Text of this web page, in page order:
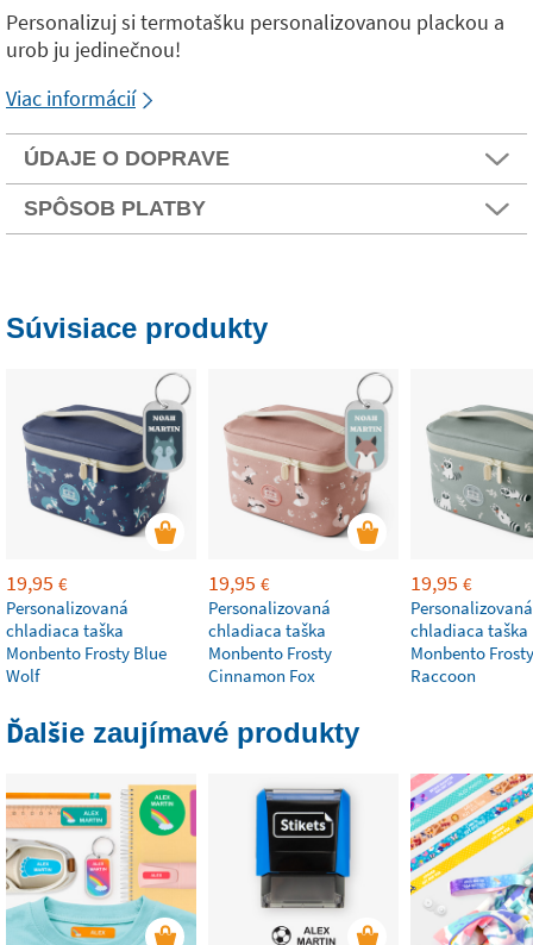
Personalizuj si termotašku personalizovanou plackou a
urob ju jedinečnou!
Viac informácií
ÚDAJE O DOPRAVE
SPÔSOB PLATBY
Súvisiace produkty
19,95 €
Personalizovaná
chladiaca taška
Monbento Frosty Blue
Wolf
19,95 €
Personalizovaná
chladiaca taška
Monbento Frosty
Cinnamon Fox
19,95 €
Personalizovaná
chladiaca taška
Monbento
Raccoon
Ďalšie zaujímavé produkty